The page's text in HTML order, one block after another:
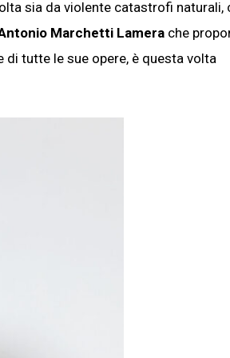
sia da violente catastrofi naturali,
Marchetti Lamera che
di tutte le sue opere, è questa volta